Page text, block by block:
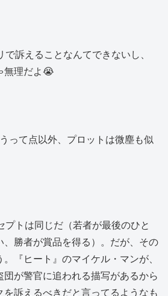
で訴えることなんてできないし、
無理だよ😭
って点以外、プロットは微塵も似
プトは同じだ（若者が最後のひと
、勝者が賞品を得る）。だが、その
『ヒート』のマイケル・マンが、
団が警官に追われる描写があるから
訴えるべきだと言ってるようなも